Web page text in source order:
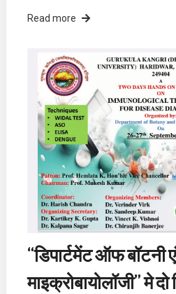
Read more
“डिपार्टमेंट ऑफ बॉटनी
माइक्रोबायोलॉजी” मे